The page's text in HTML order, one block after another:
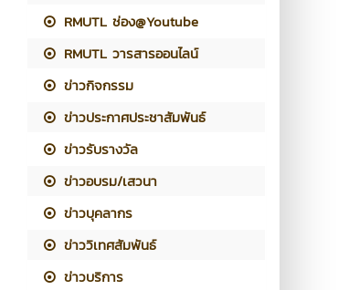
RMUTL ช่อง@Youtube
RMUTL วารสารออนไลน์
ข่าวกิจกรรม
ข่าวประกาศประชาสัมพันธ์
ข่าวรับรางวัล
ข่าวอบรม/เสวนา
ข่าวบุคลากร
ข่าววิเทศสัมพันธ์
ข่าวบริการ